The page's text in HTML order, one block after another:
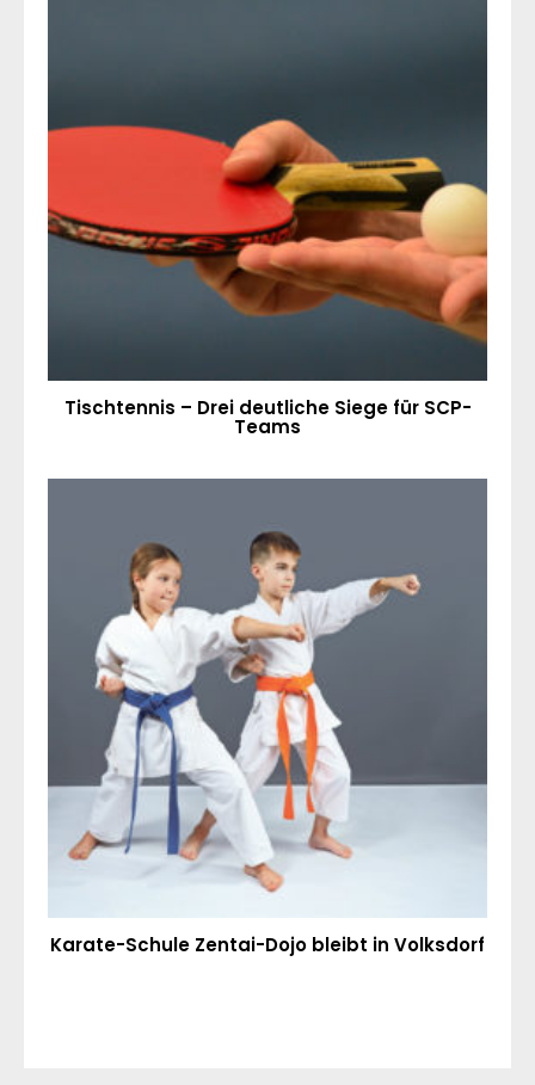
Tischtennis – Drei deutliche Siege für SCP-
Teams
Karate-Schule Zentai-Dojo bleibt in Volksdorf